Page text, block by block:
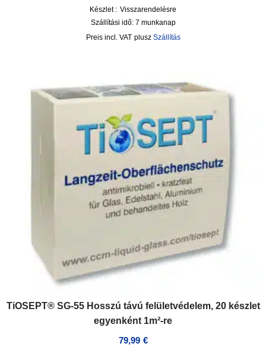
Készlet : Visszarendelésre
Szállítási idő: 7 munkanap
incl. VAT plusz Szállítás
TiOSEPT® SG-55 Hosszú távú felületvédelem, 20 készlet
egyenként 1m²-re
79,99 €